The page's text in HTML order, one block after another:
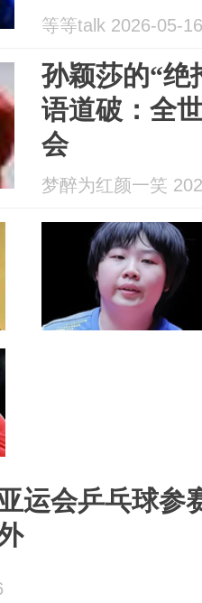
等等talk 2026-05-16
孙颖莎的“绝
语道破：全
会
梦醉为红颜一笑
运会乒乓球参